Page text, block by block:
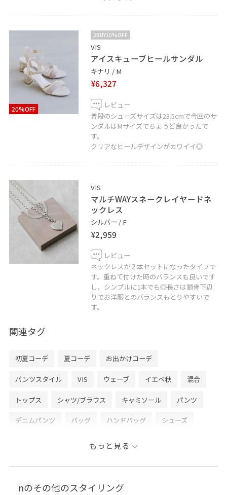
20%OFF
2BUY10%OFF
VIS
アイスキューブヒールサンダル
キナリ / M
¥6,327
レビュー
普段のシューズサイズは23.5cmで今回のサ
ンダルはMサイズでちょうど良かったで
す。
クリアなヒールデザインがカワイイ◎
VIS
マルチWAYスネークレイヤードネ
ックレス
シルバー / F
¥2,959
レビュー
ネックレスが２本セットになったタイプで
す。重ねて付けた時のバランスも良いです
し、シンプルに1本でも◎長さは鎖骨下辺
りでお洋服とのバランスもとりやすいで
す。
関連タグ
初夏コーデ 夏コーデ お出かけコーデ
パンツスタイル VIS ウェーブ イエベ秋 混合
トップス シャツ/ブラウス キャミソール パンツ
デニムパンツ バッグ ハンドバッグ シューズ
ファッション雑貨 ベルト
BVS16110 BVW35010 BVX36010
もっと見る
nのその他のスタイリング